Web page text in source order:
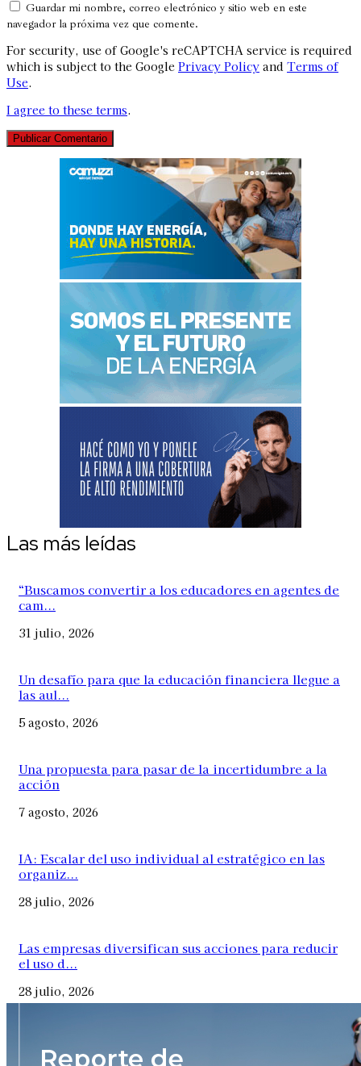
Guardar mi nombre, correo electrónico y sitio web en este
navegador la próxima vez que comente.
For security, use of Google's reCAPTCHA service is required
which is subject to the Google Privacy Policy and Terms of
Use.
I agree to these terms.
Las más leídas
“Buscamos convertir a los educadores en agentes de
cam...
31 julio, 2026
Un desafío para que la educación financiera llegue a
las aul...
5 agosto, 2026
Una propuesta para pasar de la incertidumbre a la
acción
7 agosto, 2026
IA: Escalar del uso individual al estratégico en las
organiz...
28 julio, 2026
Las empresas diversifican sus acciones para reducir
el uso d...
28 julio, 2026